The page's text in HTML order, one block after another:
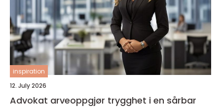
inspiration
12. July 2026
Advokat arveoppgjør trygghet i en sårbar